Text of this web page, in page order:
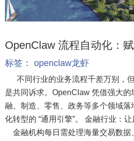
OpenClaw 流程自动化：
标签： openclaw龙虾
不同行业的业务流程千差万别，但
是共同诉求。OpenClaw 凭借强大的
融、制造、零售、政务等多个领域
化转型的 “通用引擎”。 金融行业：
金融机构每日需处理海量交易数据